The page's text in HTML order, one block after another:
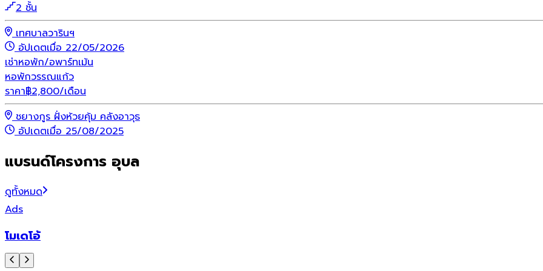
2 ชั้น
เทศบาลวารินฯ
อัปเดตเมื่อ 22/05/2026
เช่าหอพัก/อพาร์ทเม้น
หอพักวรรณแก้ว
ราคา฿2,800/เดือน
ชยางกูร ฝั่งห้วยคุ้ม คลังอาวุธ
อัปเดตเมื่อ 25/08/2025
แบรนด์โครงการ อุบล
ดูทั้งหมด
Ads
โมเดโอ้